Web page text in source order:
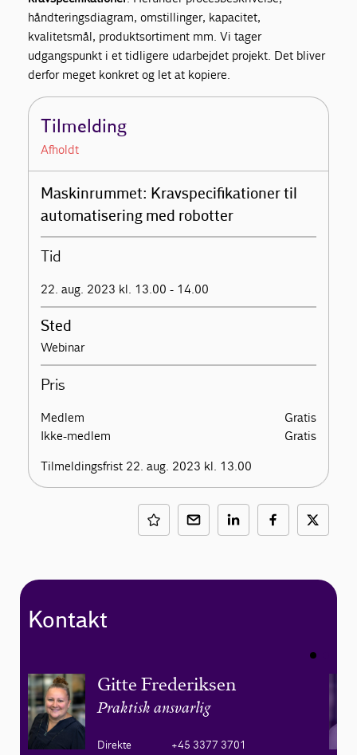
håndteringsdiagram, omstillinger, kapacitet,
kvalitetsmål, produktsortiment mm. Vi tager
udgangspunkt i et tidligere udarbejdet projekt. Det bliver
derfor meget konkret og let at kopiere.
Tilmelding
Afholdt
Maskinrummet: Kravspecifikationer til
automatisering med robotter
Tid
22. aug. 2023 kl. 13.00 - 14.00
Sted
Webinar
Pris
Medlem
Gratis
Ikke-medlem
Gratis
Tilmeldingsfrist 22. aug. 2023 kl. 13.00
Kontakt
Gitte Frederiksen
Praktisk ansvarlig
Direkte
+45 3377 3701